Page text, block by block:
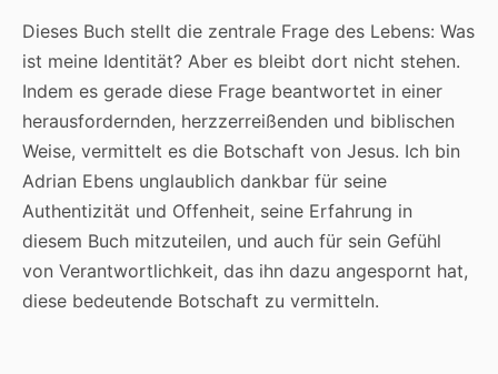
Dieses Buch stellt die zentrale Frage des Lebens: Was
ist meine Identität? Aber es bleibt dort nicht stehen.
Indem es gerade diese Frage beantwortet in einer
herausfordernden, herzzerreißenden und biblischen
Weise, vermittelt es die Botschaft von Jesus. Ich bin
Adrian Ebens unglaublich dankbar für seine
Authentizität und Offenheit, seine Erfahrung in
diesem Buch mitzuteilen, und auch für sein Gefühl
von Verantwortlichkeit, das ihn dazu angespornt hat,
diese bedeutende Botschaft zu vermitteln.